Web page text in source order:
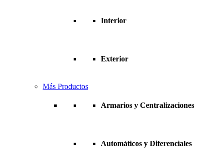
Interior
Exterior
Más Productos
Armarios y Centralizaciones
Automáticos y Diferenciales